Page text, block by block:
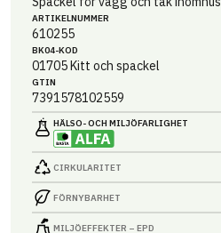
ARTIKEL­NUMMER
610255
BK04-KOD
01705Kitt och spackel
GTIN
7391578102559
HÄLSO- OCH MILJÖ­FARLIGHET
CIRKULARITET
FÖRNYBARHET
MILJÖEFFEKTER – EPD